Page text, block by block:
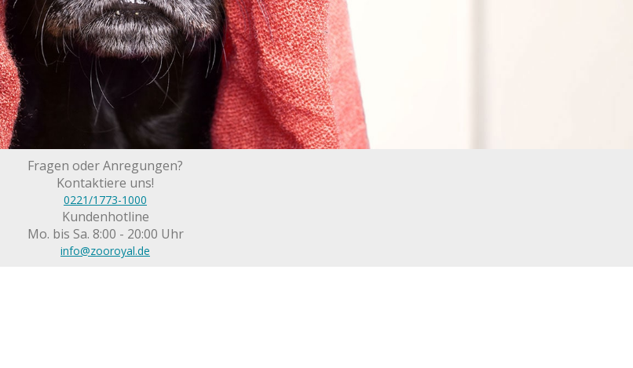
Fragen oder Anregungen?
Kontaktiere uns!
0221/1773-1000
Kundenhotline
Mo. bis Sa. 8:00 - 20:00 Uhr
info@zooroyal.de